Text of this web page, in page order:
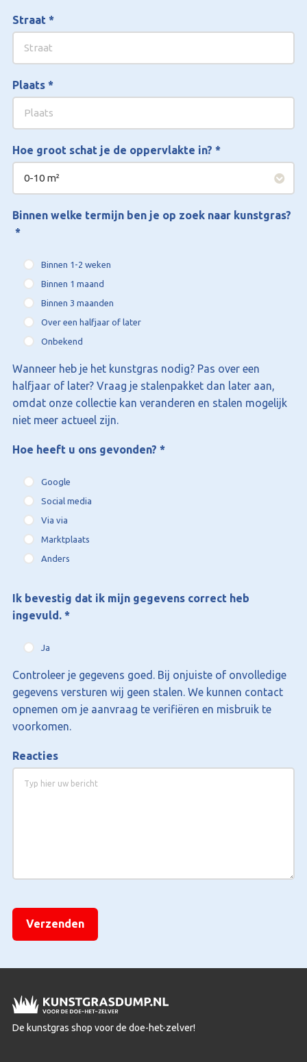
Straat *
Plaats *
Hoe groot schat je de oppervlakte in? *
Binnen welke termijn ben je op zoek naar kunstgras?
*
Binnen 1-2 weken
Binnen 1 maand
Binnen 3 maanden
Over een halfjaar of later
Onbekend
Wanneer heb je het kunstgras nodig? Pas over een
halfjaar of later? Vraag je stalenpakket dan later aan,
omdat onze collectie kan veranderen en stalen mogelijk
niet meer actueel zijn.
Hoe heeft u ons gevonden? *
Google
Social media
Via via
Marktplaats
Anders
Ik bevestig dat ik mijn gegevens correct heb
ingevuld. *
Ja
Controleer je gegevens goed. Bij onjuiste of onvolledige
gegevens versturen wij geen stalen. We kunnen contact
opnemen om je aanvraag te verifiëren en misbruik te
voorkomen.
Reacties
[Dit veld is niet zichtbaar en wordt alleen gebruikt voor
label printen.]
De kunstgras shop voor de doe-het-zelver!